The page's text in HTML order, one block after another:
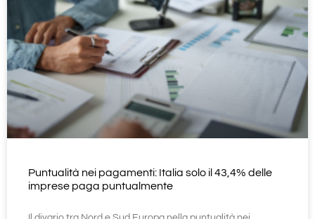
Puntualità nei pagamenti: Italia solo il 43,4% delle
imprese paga puntualmente